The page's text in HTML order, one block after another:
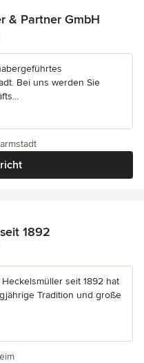
& Partner GmbH
5 Sternen
Bei uns werden Sie
1892
von 5 Sternen
seit 1892 hat
Tradition und große